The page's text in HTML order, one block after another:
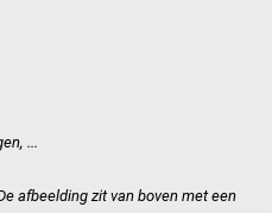
...
afbeelding zit van boven met een